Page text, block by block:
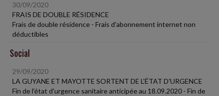
30/09/2020
FRAIS DE DOUBLE RÉSIDENCE
Frais de double résidence - Frais d'abonnement internet non
déductibles
Social
29/09/2020
LA GUYANE ET MAYOTTE SORTENT DE L'ÉTAT D'URGENCE
Fin de l'état d'urgence sanitaire anticipée au 18.09.2020 - Fin de